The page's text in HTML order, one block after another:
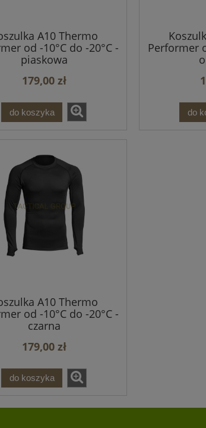
A10 Thermo
od -10°C do -20°C -
piaskowa
179,00 zł
do koszyka
Performer
do
A10 Thermo
od -10°C do -20°C -
czarna
179,00 zł
do koszyka